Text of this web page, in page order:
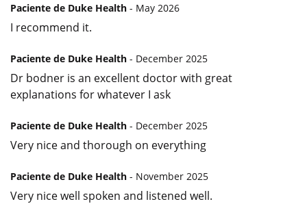
Paciente de Duke Health - May 2026
I recommend it.
Paciente de Duke Health - December 2025
Dr bodner is an excellent doctor with great
explanations for whatever I ask
Paciente de Duke Health - December 2025
Very nice and thorough on everything
Paciente de Duke Health - November 2025
Very nice well spoken and listened well.